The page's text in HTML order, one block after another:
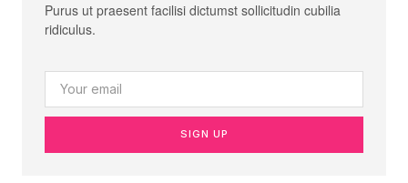
Purus ut praesent facilisi dictumst sollicitudin cubilia
ridiculus.
SIGN UP